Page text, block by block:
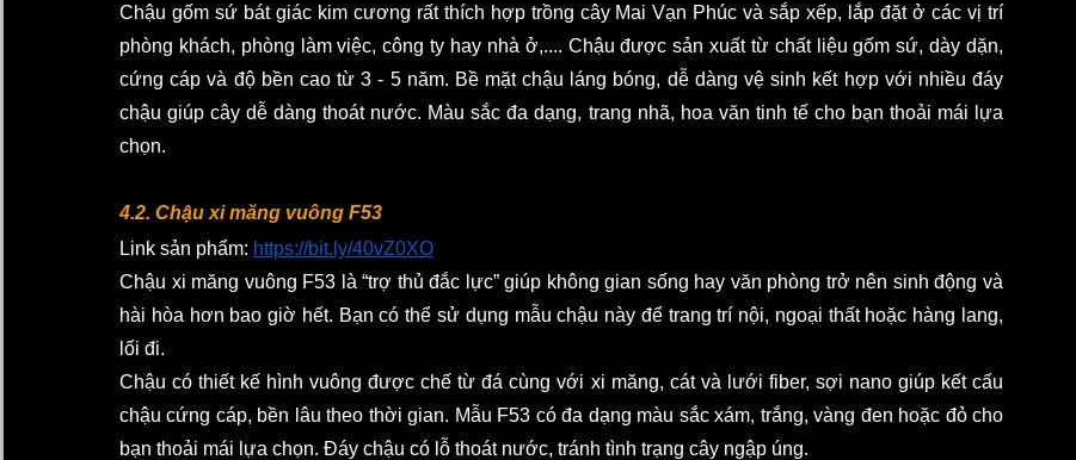
Chậu gốm sứ bát giác kim cương rất thích hợp trồng cây Mai Vạn Phúc và sắp xếp, lắp đặt ở các vị trí
phòng khách, phòng làm việc, công ty hay nhà ở,.... Chậu được sản xuất từ chất liệu gốm sứ, dày dặn,
cứng cáp và độ bền cao từ 3 - 5 năm. Bề mặt chậu láng bóng, dễ dàng vệ sinh kết hợp với nhiều đáy
chậu giúp cây dễ dàng thoát nước. Màu sắc đa dạng, trang nhã, hoa văn tinh tế cho bạn thoải mái lựa
chọn.
4.2. Chậu xi măng vuông F53
Link sản phẩm: https://bit.ly/40vZ0XO
Chậu xi măng vuông F53 là “trợ thủ đắc lực” giúp không gian sống hay văn phòng trở nên sinh động và
hài hòa hơn bao giờ hết. Bạn có thể sử dụng mẫu chậu này để trang trí nội, ngoại thất hoặc hàng lang,
lối đi.
Chậu có thiết kế hình vuông được chế từ đá cùng với xi măng, cát và lưới fiber, sợi nano giúp kết cấu
chậu cứng cáp, bền lâu theo thời gian. Mẫu F53 có đa dạng màu sắc xám, trắng, vàng đen hoặc đỏ cho
bạn thoải mái lựa chọn. Đáy chậu có lỗ thoát nước, tránh tình trạng cây ngập úng.